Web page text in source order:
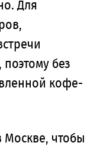
Для
без
кофе-
Москве, чтобы